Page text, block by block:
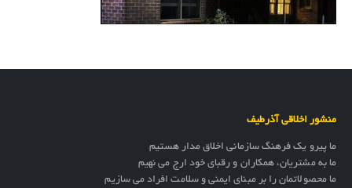
منشور اخلاقی آذرطیف
ما پیرو یک فرهنگ سازمانی اخلاق مدار هستیم
ما به مشتریان، همکاران و رقبای خود ارج می نهیم
ما محصولاتمان را بر مبنای ایمنی و سلامت افراد می سازیم